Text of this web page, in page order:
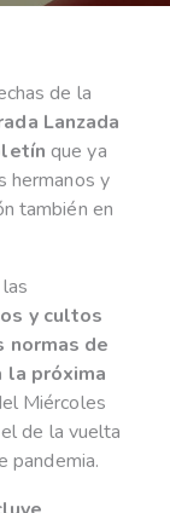
de la
Lanzada
que ya
hermanos y
también en
y cultos
normas de
próxima
Miércoles
de la vuelta
pandemia.